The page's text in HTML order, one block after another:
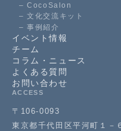
CocoSalon
文化交流キット
事例紹介
イベント情報
チーム
コラム・ニュース
よくある質問
お問い合わせ
ACCESS
〒106-0093
東京都千代田区平河町１